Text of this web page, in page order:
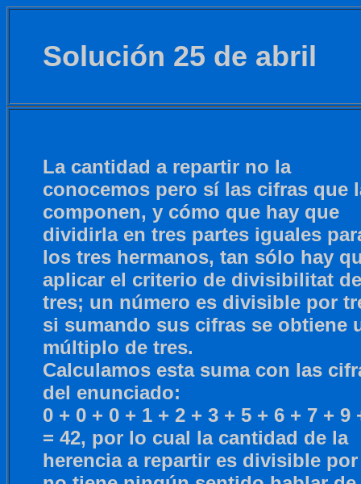
Solución 25 de abril
La cantidad a repartir no la
conocemos pero sí las cifras que
componen, y cómo que hay que
dividirla en tres partes iguales
los tres hermanos, tan sólo hay
aplicar el criterio de divisibilitat
tres; un número es divisible por
si sumando sus cifras se obtiene
múltiplo de tres.
Calculamos esta suma con las
del enunciado:
0 + 0 + 0 + 1 + 2 + 3 + 5 + 6 + 7 + 9
= 42, por lo cual la cantidad de la
herencia a repartir es divisible por